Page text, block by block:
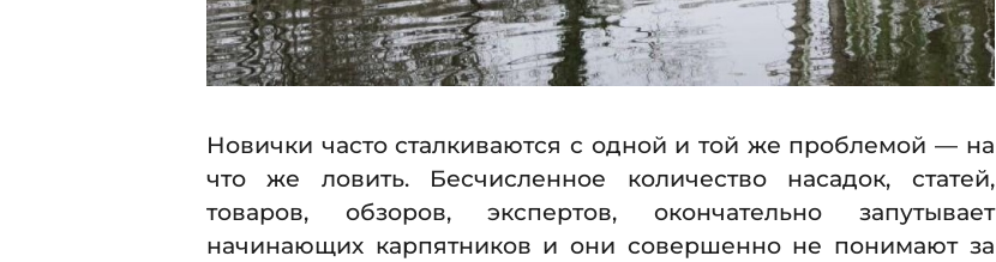
Новички часто сталкиваются с одной и той же проблемой — на
что же ловить. Бесчисленное количество насадок, статей,
товаров, обзоров, экспертов, окончательно запутывает
начинающих карпятников и они совершенно не понимают за